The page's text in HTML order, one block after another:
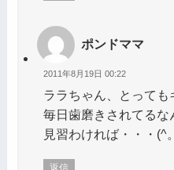
ポンドママ
2011年8月19日 00:22
ララちゃん、とっても
毎日歯磨きされてるな
見習わければ・・・(^
返信